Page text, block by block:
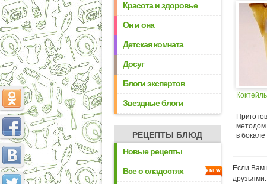
Красота и здоровье
Он и она
Детская комната
Досуг
Блоги экспертов
Звездные блоги
РЕЦЕПТЫ БЛЮД
Новые рецепты
Все о сладостях
методом
в
...
Если Вам